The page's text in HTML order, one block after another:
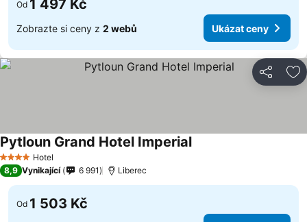
Od 1 497 Kč
Zobrazte si ceny z 2 webů Ukázat ceny
Sdílet
4 Počet hvězdiček
Hotel
Pytloun Grand Hotel ImperialUkázat ceny
8,9 Vynikající 6 991 Liberec
Od 1 503 Kč